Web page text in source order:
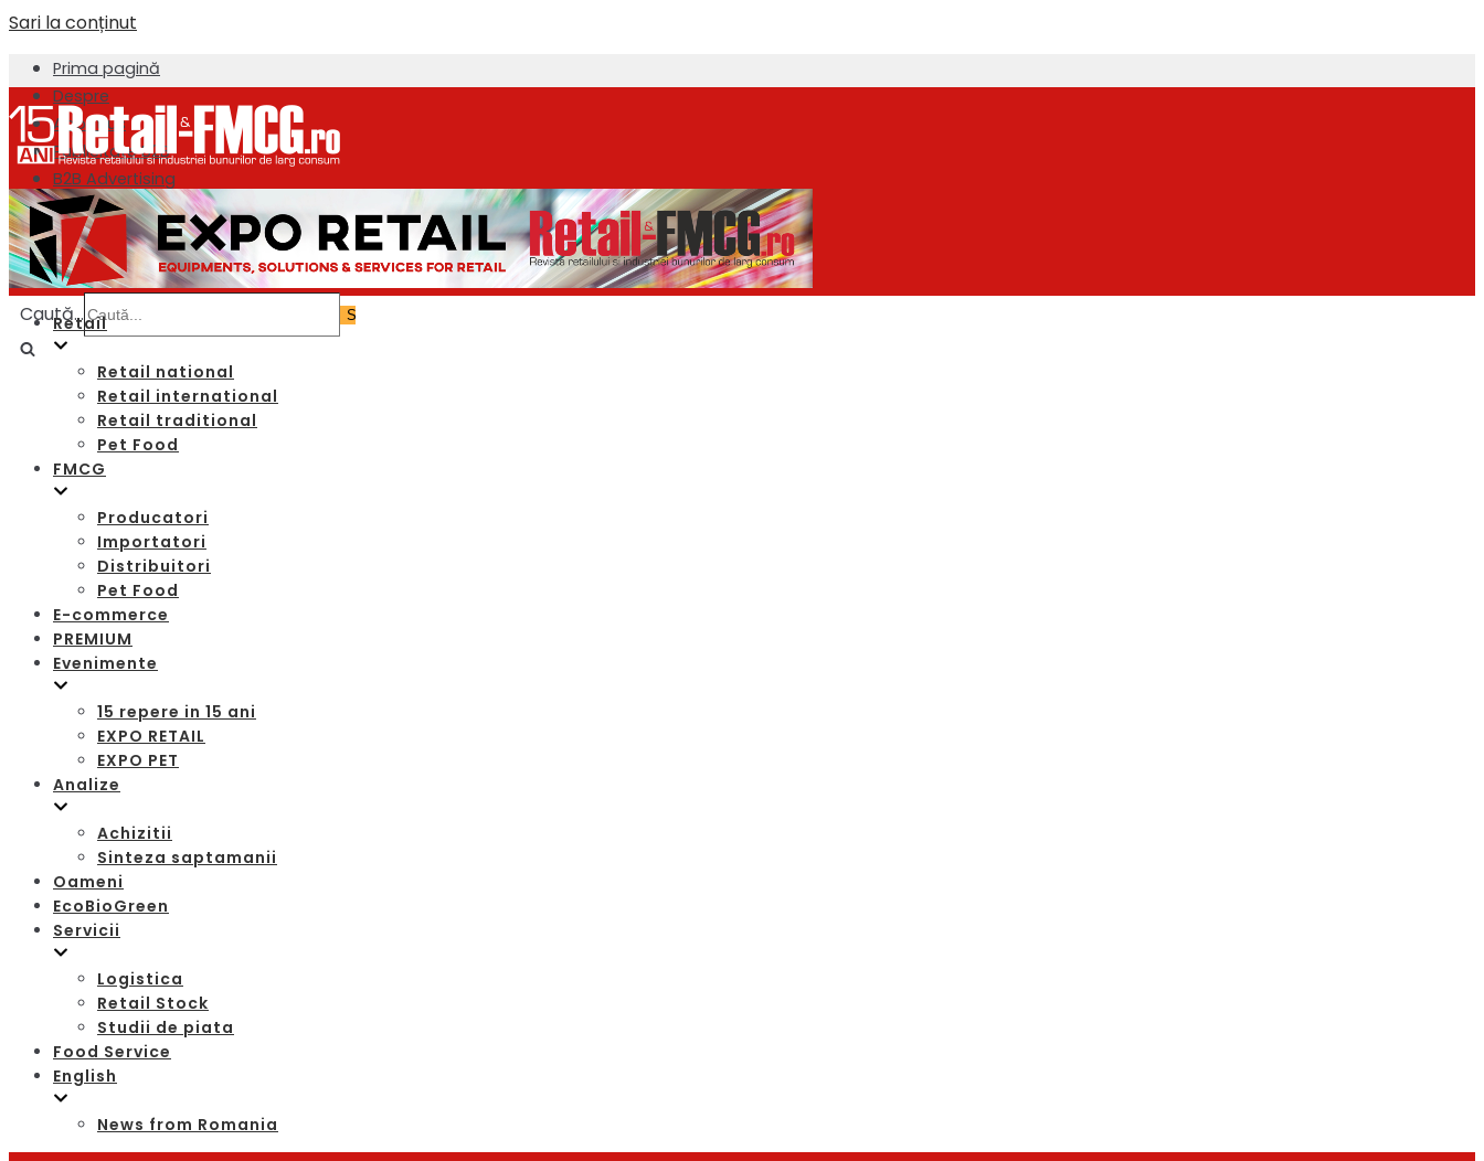
Sari la conținut
Prima pagină
Despre
About us
Publicitate B2B
B2B Advertising
Newsletter
Contact
Caută...
Retail
Retail national
Retail international
Retail traditional
Pet Food
FMCG
Producatori
Importatori
Distribuitori
Pet Food
E-commerce
PREMIUM
Evenimente
15 repere in 15 ani
EXPO RETAIL
EXPO PET
Analize
Achizitii
Sinteza saptamanii
Oameni
EcoBioGreen
Servicii
Logistica
Retail Stock
Studii de piata
Food Service
English
News from Romania